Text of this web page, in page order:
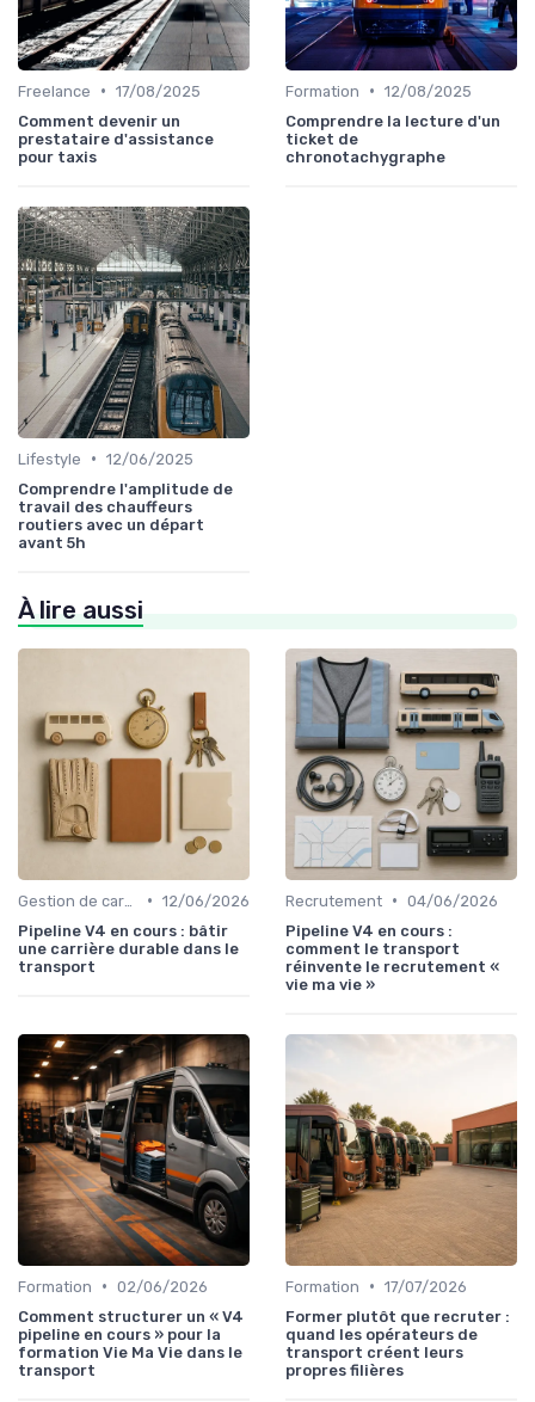
Freelance • 17/08/2025
Comment devenir un
prestataire d'assistance
pour taxis
Formation • 12/08/2025
Comprendre la lecture d'un
ticket de
chronotachygraphe
Lifestyle • 12/06/2025
Comprendre l'amplitude de
travail des chauffeurs
routiers avec un départ
avant 5h
À lire aussi
• 12/06/2026
Pipeline V4 en cours : bâtir
une carrière durable dans le
transport
Recrutement • 04/06/2026
Pipeline V4 en cours :
comment le transport
réinvente le recrutement «
vie ma vie »
Formation • 02/06/2026
Comment structurer un « V4
pipeline en cours » pour la
formation Vie Ma Vie dans le
transport
Formation • 17/07/2026
Former plutôt que recruter :
quand les opérateurs de
transport créent leurs
propres filières